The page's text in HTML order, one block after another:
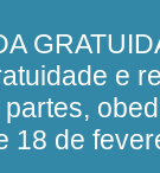
e
18 de